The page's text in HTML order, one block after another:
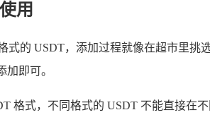
用
式的 USDT，添加过程就像在超市里
即可。
格式，不同格式的 USDT 不能直接在